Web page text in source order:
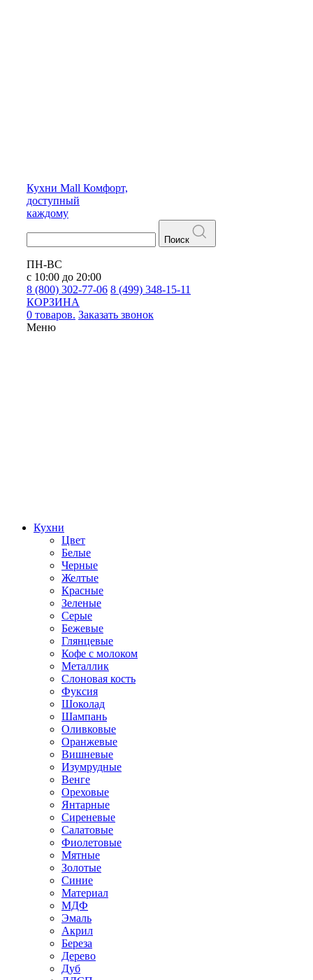
Кухни Mall Комфорт,
доступный
каждому
Поиск
ПН-ВС
с 10:00 до 20:00
8 (800) 302-77-06 8 (499) 348-15-11
КОРЗИНА
0 товаров. Заказать звонок
Меню
Кухни
Цвет
Белые
Черные
Желтые
Красные
Зеленые
Серые
Бежевые
Глянцевые
Кофе с молоком
Металлик
Слоновая кость
Фуксия
Шоколад
Шампань
Оливковые
Оранжевые
Вишневые
Изумрудные
Венге
Ореховые
Янтарные
Сиреневые
Салатовые
Фиолетовые
Мятные
Золотые
Синие
Материал
МДФ
Эмаль
Акрил
Береза
Дерево
Дуб